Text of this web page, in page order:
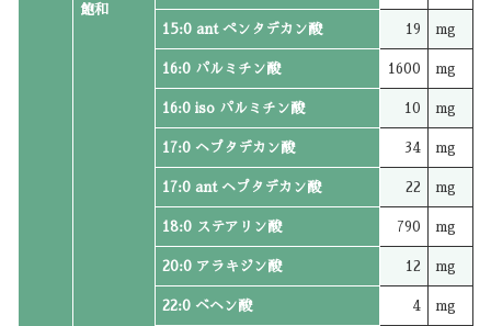
飽和
15:0 ant ペンタデカン酸 19 mg
16:0 パルミチン酸 1600 mg
16:0 iso パルミチン酸 10 mg
17:0 ヘプタデカン酸 34 mg
17:0 ant ヘプタデカン酸 22 mg
18:0 ステアリン酸 790 mg
20:0 アラキジン酸 12 mg
22:0 ベヘン酸 4 mg